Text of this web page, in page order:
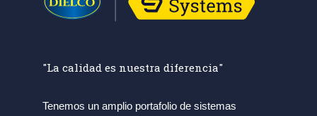
"La calidad es nuestra diferencia"
Tenemos un amplio portafolio de sistemas